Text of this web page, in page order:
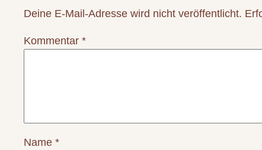
Deine E-Mail-Adresse wird nicht veröffentlicht.
Kommentar *
Name *